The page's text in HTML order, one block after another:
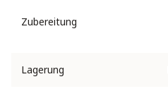
Zubereitung
Lagerung